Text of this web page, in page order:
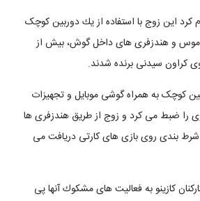
كرد اين زوج با استفاده از يك دوربين کوچک
و هندزفرى هاى داخل گوش، بيش از
کوچک به همراه گوشی موبايل و تجهيزات
را ضبط مى كرد و زوج از طريق هندزفرى ها
شرط بندى روى بازى هاى كارتى دريافت مى
كازينو به فعاليت هاى مشكوك آنها پی